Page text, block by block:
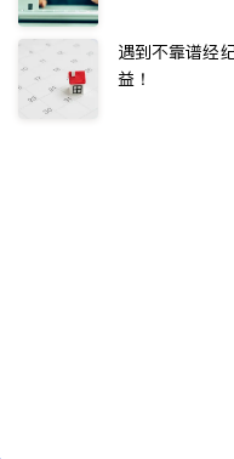
遇到不靠谱经
益！